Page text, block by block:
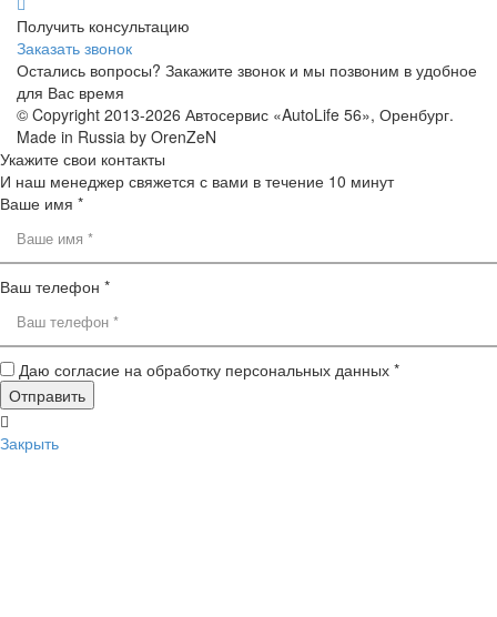
Получить консультацию
Заказать звонок
Остались вопросы? Закажите звонок и мы позвоним в удобное
для Вас время
© Copyright 2013-2026 Автосервис «AutoLife 56», Оренбург.
Made in Russia by OrenZeN
Укажите свои контакты
И наш менеджер свяжется с вами в течение 10 минут
Ваше имя *
Ваш телефон *
Даю согласие на обработку персональных данных *
Закрыть